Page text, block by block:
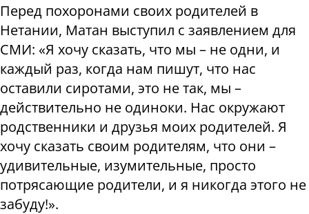
Перед похоронами своих родителей в
Нетании, Матан выступил с заявлением для
СМИ: «Я хочу сказать, что мы – не одни, и
каждый раз, когда нам пишут, что нас
оставили сиротами, это не так, мы –
действительно не одиноки. Нас окружают
родственники и друзья моих родителей. Я
хочу сказать своим родителям, что они –
удивительные, изумительные, просто
потрясающие родители, и я никогда этого не
забуду!».